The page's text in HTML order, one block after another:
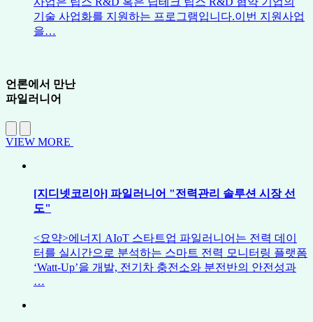
기술 사업화를 지원하는 프로그램입니다.이번 지원사업
을…
언론에서 만난
파일러니어
VIEW MORE
[지디넷코리아] 파일러니어 "전력관리 솔루션 시장 선
도"
<요약>에너지 AIoT 스타트업 파일러니어는 전력 데이
터를 실시간으로 분석하는 스마트 전력 모니터링 플랫폼
‘Watt-Up’을 개발, 전기차 충전소와 분전반의 안전성과
…